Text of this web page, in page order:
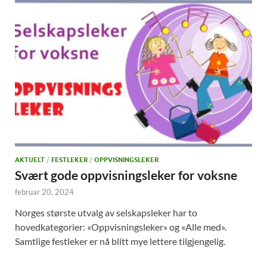
AKTUELT / FESTLEKER / OPPVISNINGSLEKER
Svært gode oppvisningsleker for voksne
februar 20, 2024
Norges største utvalg av selskapsleker har to
hovedkategorier: «Oppvisningsleker» og «Alle med».
Samtlige festleker er nå blitt mye lettere tilgjengelig.